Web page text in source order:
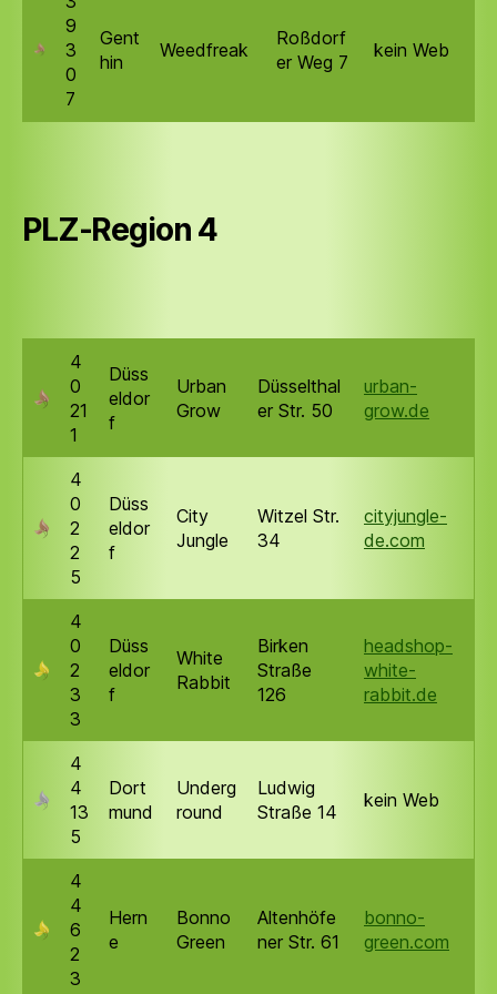
9
3
0
7
Gent
hin
Weedfreak
Roßdorf
er Weg 7
kein Web
PLZ-Region 4
4
0
21
1
Düss
eldor
f
Urban
Grow
Düsselthal
er Str. 50
urban-
grow.de
4
0
2
2
5
Düss
eldor
f
City
Jungle
Witzel Str.
34
cityjungle-
de.com
4
0
2
3
3
Düss
eldor
f
White
Rabbit
Birken
Straße
126
headshop-
white-
rabbit.de
4
4
13
5
Dort
mund
Underg
round
Ludwig
Straße 14
kein Web
4
4
6
2
3
Hern
e
Bonno
Green
Altenhöfe
ner Str. 61
bonno-
green.com